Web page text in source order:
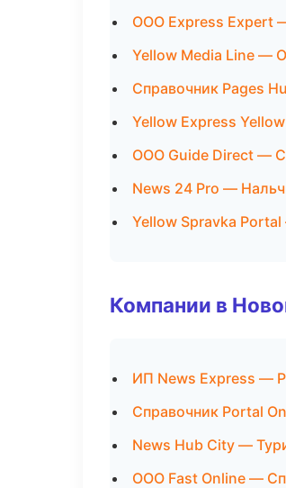
ООО Express Expert
Yellow Media Line —
Справочник Pages
Yellow Express
ООО Guide Direct —
News 24 Pro —
Yellow Spravka
Компании в
ИП News Express —
Справочник Portal
News Hub City —
ООО Fast Online —